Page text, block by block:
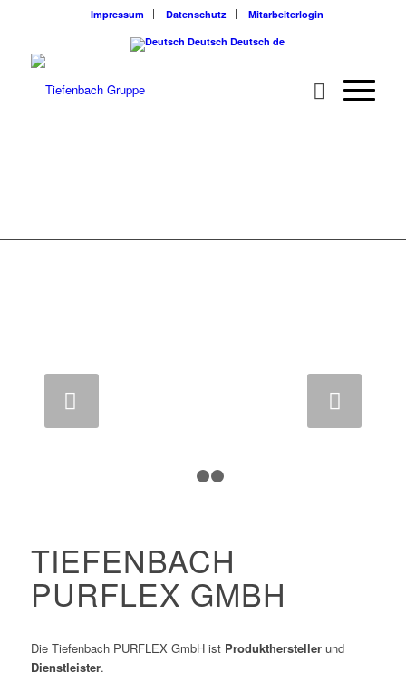
Impressum Datenschutz
Mitarbeiterlogin
Deutsch Deutsch de
TIEFENBACH
PURFLEX GMBH
Die Tiefenbach PURFLEX GmbH ist Produkthersteller und
Dienstleister.